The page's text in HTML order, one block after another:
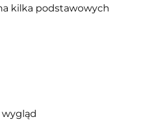
kilka podstawowych